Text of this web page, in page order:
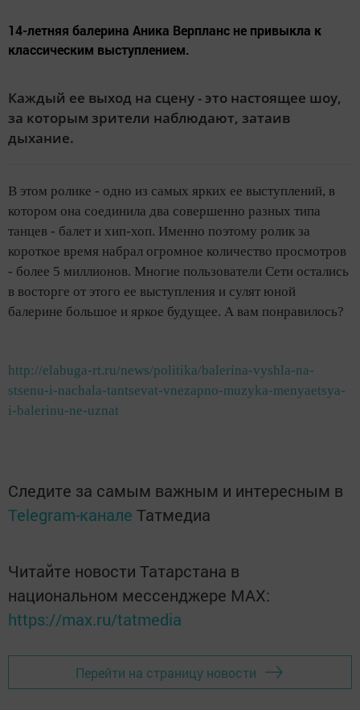
14-летняя балерина Аника Верпланс не привыкла к
классическим выступлением.
Каждый ее выход на сцену - это настоящее шоу,
за которым зрители наблюдают, затаив
дыхание.
В этом ролике - одно из самых ярких ее выступлений, в
котором она соединила два совершенно разных типа
танцев - балет и хип-хоп. Именно поэтому ролик за
короткое время набрал огромное количество просмотров
- более 5 миллионов. Многие пользователи Сети остались
в восторге от этого ее выступления и сулят юной
балерине большое и яркое будущее. А вам понравилось?
http://elabuga-rt.ru/news/politika/balerina-vyshla-na-
stsenu-i-nachala-tantsevat-vnezapno-muzyka-menyaetsya-
i-balerinu-ne-uznat
Следите за самым важным и интересным в
Telegram-канале Татмедиа
Читайте новости Татарстана в
национальном мессенджере MАХ:
https://max.ru/tatmedia
Перейти на страницу новости